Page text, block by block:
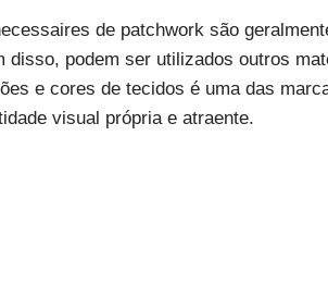
de patchwork são
disso, podem ser utilizados outros
e cores de tecidos é uma das
visual própria e atraente.